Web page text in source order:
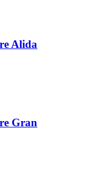
Alida
Gran